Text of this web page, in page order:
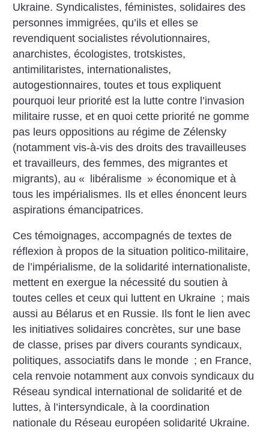
Ukraine. Syndicalistes, féministes, solidaires des
personnes immigrées, qu’ils et elles se
revendiquent socialistes révolutionnaires,
anarchistes, écologistes, trotskistes,
antimilitaristes, internationalistes,
autogestionnaires, toutes et tous expliquent
pourquoi leur priorité est la lutte contre l’invasion
militaire russe, et en quoi cette priorité ne gomme
pas leurs oppositions au régime de Zélensky
(notamment vis-à-vis des droits des travailleuses
et travailleurs, des femmes, des migrantes et
migrants), au « libéralisme » économique et à
tous les impérialismes. Ils et elles énoncent leurs
aspirations émancipatrices.
Ces témoignages, accompagnés de textes de
réflexion à propos de la situation politico-militaire,
de l’impérialisme, de la solidarité internationaliste,
mettent en exergue la nécessité du soutien à
toutes celles et ceux qui luttent en Ukraine ; mais
aussi au Bélarus et en Russie. Ils font le lien avec
les initiatives solidaires concrètes, sur une base
de classe, prises par divers courants syndicaux,
politiques, associatifs dans le monde ; en France,
cela renvoie notamment aux convois syndicaux du
Réseau syndical international de solidarité et de
luttes, à l’intersyndicale, à la coordination
nationale du Réseau européen solidarité Ukraine.